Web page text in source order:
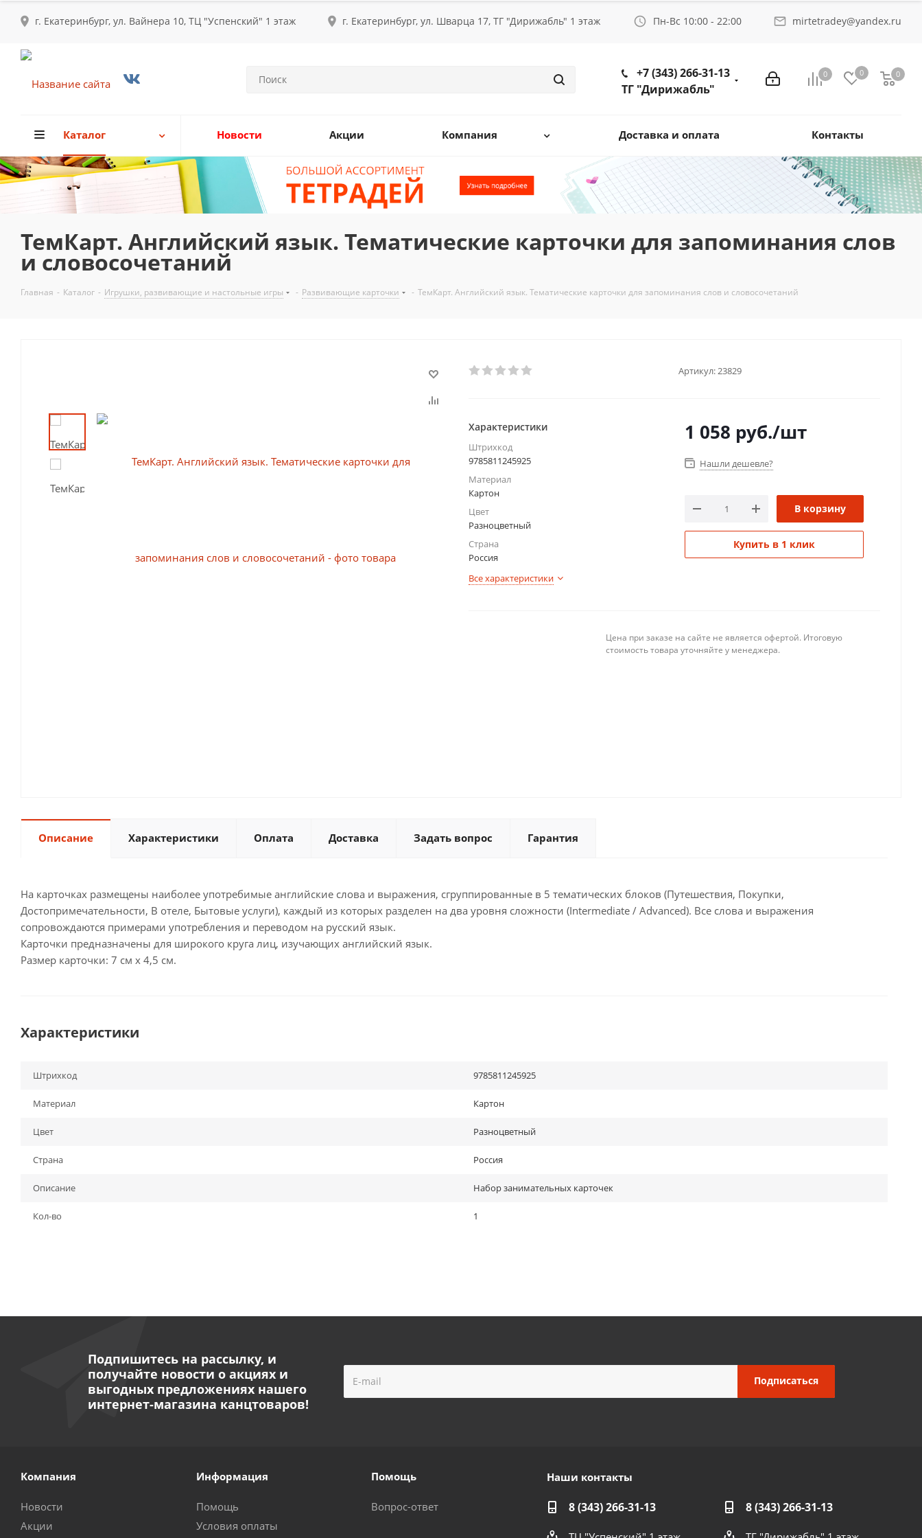
г. Екатеринбург, ул. Вайнера 10, ТЦ "Успенский" 1 этаж г. Екатеринбург, ул. Шварца 17, ТГ "Дирижабль" 1 этаж Пн-Вс 10:00 - 22:00 mirtetradey@yandex.ru
0 0 0
+7 (343) 266-31-13
ТГ "Дирижабль"
Каталог Новости Акции Компания Доставка и оплата Контакты
ТемКарт. Английский язык. Тематические карточки для запоминания слов
и словосочетаний
Главная - Каталог - Игрушки, развивающие и настольные игры - Развивающие карточки - ТемКарт. Английский язык. Тематические карточки для запоминания слов и словосочетаний
Артикул:23829
Характеристики
Штрихкод
9785811245925
Материал
Картон
Цвет
Разноцветный
Страна
Россия
Все характеристики
1 058 руб./шт
Нашли дешевле?
В корзину
Купить в 1 клик
Цена при заказе на сайте не является офертой. Итоговую
стоимость товара уточняйте у менеджера.
Описание Характеристики Оплата Доставка Задать вопрос Гарантия
На карточках размещены наиболее употребимые английские слова и выражения, сгруппированные в 5 тематических блоков (Путешествия, Покупки,
Достопримечательности, В отеле, Бытовые услуги), каждый из которых разделен на два уровня сложности (Intermediate / Advanced). Все слова и выражения
сопровождаются примерами употребления и переводом на русский язык.
Карточки предназначены для широкого круга лиц, изучающих английский язык.
Размер карточки: 7 см х 4,5 см.
Характеристики
Штрихкод 9785811245925
Материал Картон
Цвет Разноцветный
Страна Россия
Описание Набор занимательных карточек
Кол-во 1
Подпишитесь на рассылку, и
получайте новости о акциях и
выгодных предложениях нашего
интернет-магазина канцтоваров!
Компания
Новости
Акции
Информация
Помощь
Условия оплаты
Помощь
Вопрос-ответ
Наши контакты
8 (343) 266-31-13 8 (343) 266-31-13